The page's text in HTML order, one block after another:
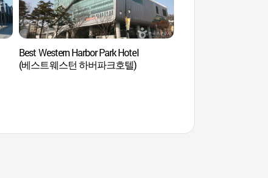
Best Western Harbor Park Hotel
(베스트웨스턴 하버파크호텔)